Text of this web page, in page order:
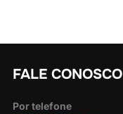
FALE CONOSCO
Por telefone